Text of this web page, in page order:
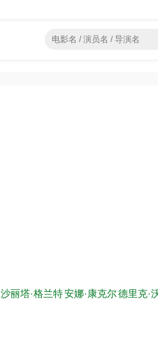
沙丽塔·格兰特安娜·康克尔德里克·